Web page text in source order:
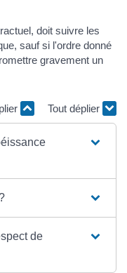
doit suivre les
sauf si l'ordre donné
gravement un
Tout déplier
de